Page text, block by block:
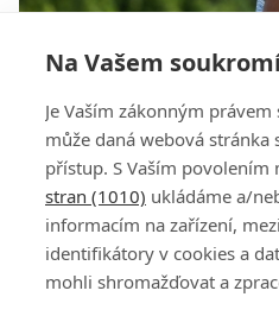
Na Vašem
Je Vaším zákonným
může daná webová
přístup. S Vaším povolením
stran (1010) ukládáme a/
informacím na zařízení,
identifikátory v cookies a
mohli shromažďovat a
Na Raiffeisenbank Golf
tři Češi. Mrůzek a